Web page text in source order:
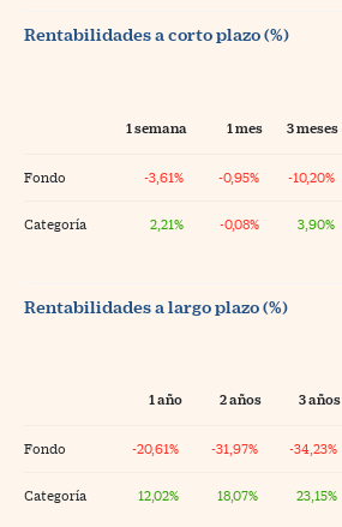
Rentabilidades a corto plazo (%)
1 semana 1 mes 3 meses
Fondo -3,61% -0,95% -10,20%
Categoría 2,21% -0,08% 3,90%
Rentabilidades a largo plazo (%)
1 año 2 años 3 años
Fondo -20,61% -31,97% -34,23%
Categoría 12,02% 18,07% 23,15%